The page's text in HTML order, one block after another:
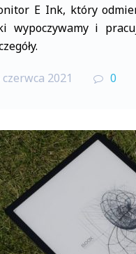
E Ink, który
wypoczywamy i
czerwca 2021 0